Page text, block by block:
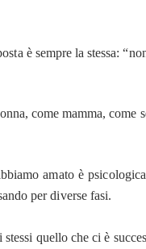
è sempre la stessa:
come mamma, come
bbiamo amato è
per diverse fasi.
quello che ci è